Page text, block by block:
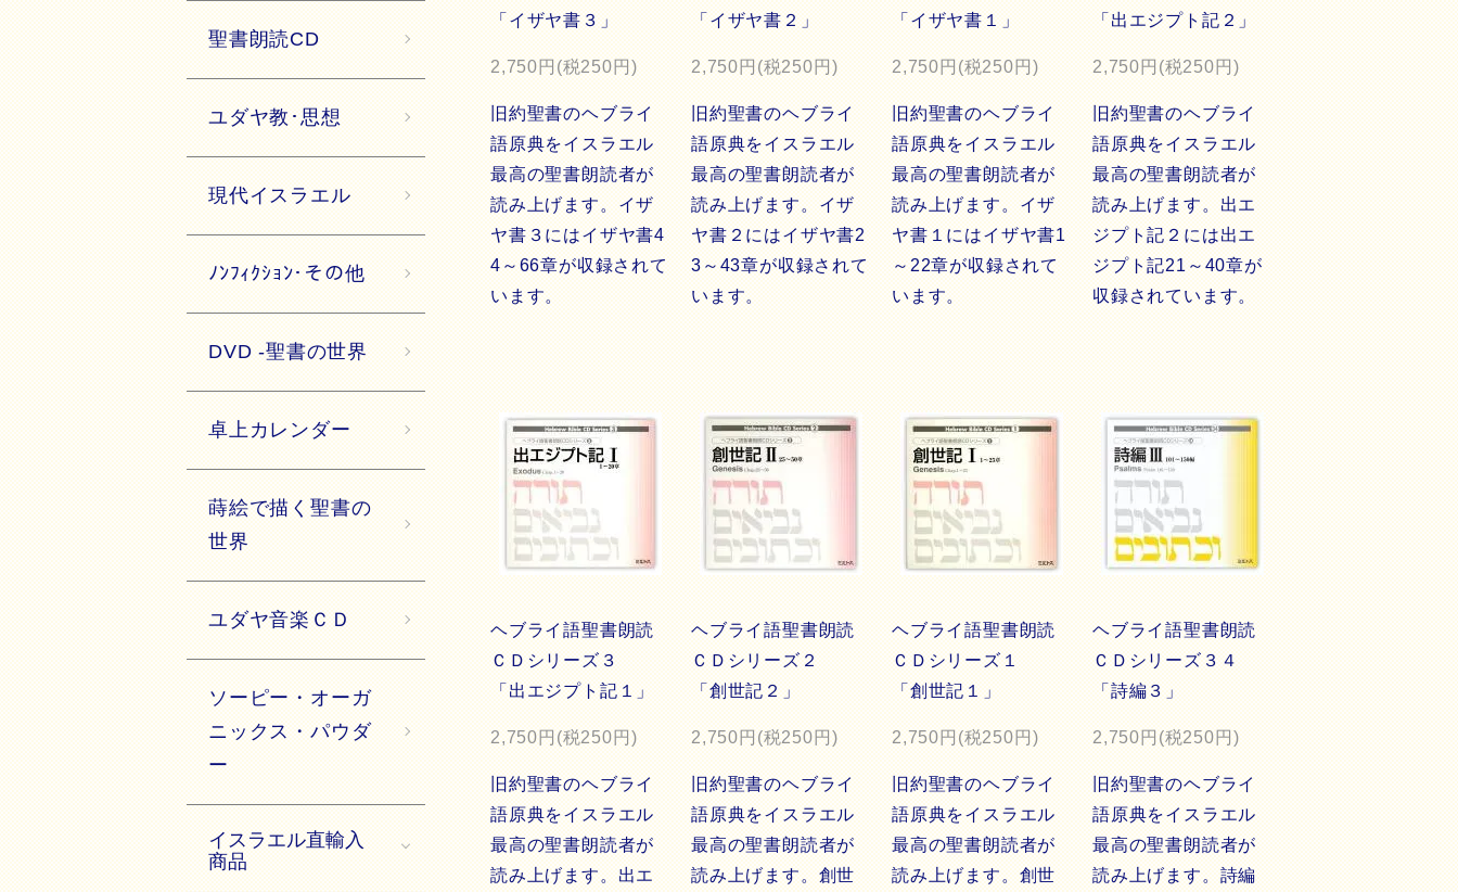
「イザヤ書３」
2,750円(税250円)
旧約聖書のヘブライ
語原典をイスラエル
最高の聖書朗読者が
読み上げます。イザ
ヤ書３にはイザヤ書4
4～66章が収録されて
います。
「イザヤ書２」
2,750円(税250円)
旧約聖書のヘブライ
語原典をイスラエル
最高の聖書朗読者が
読み上げます。イザ
ヤ書２にはイザヤ書2
3～43章が収録されて
います。
「イザヤ書１」
2,750円(税250円)
旧約聖書のヘブライ
語原典をイスラエル
最高の聖書朗読者が
読み上げます。イザ
ヤ書１にはイザヤ書1
～22章が収録されて
います。
「出エジプト記２」
2,750円(税250円)
旧約聖書のヘブライ
語原典をイスラエル
最高の聖書朗読者が
読み上げます。出エ
ジプト記２には出エ
ジプト記21～40章が
収録されています。
ヘブライ語聖書朗読
ＣＤシリーズ３
「出エジプト記１」
2,750円(税250円)
旧約聖書のヘブライ
語原典をイスラエル
最高の聖書朗読者が
読み上げます。出エ
ヘブライ語聖書朗読
ＣＤシリーズ２
「創世記２」
2,750円(税250円)
旧約聖書のヘブライ
語原典をイスラエル
最高の聖書朗読者が
読み上げます。創世
ヘブライ語聖書朗読
ＣＤシリーズ１
「創世記１」
2,750円(税250円)
旧約聖書のヘブライ
語原典をイスラエル
最高の聖書朗読者が
読み上げます。創世
ヘブライ語聖書朗読
ＣＤシリーズ３４
「詩編３」
2,750円(税250円)
旧約聖書のヘブライ
語原典をイスラエル
最高の聖書朗読者が
読み上げます。詩編
聖書朗読CD
ユダヤ教･思想
現代イスラエル
ﾉﾝﾌｨｸｼｮﾝ･その他
DVD -聖書の世界
卓上カレンダー
蒔絵で描く聖書の
世界
ユダヤ音楽ＣＤ
ソーピー・オーガ
ニックス・パウダ
ー
イスラエル直輸入
商品